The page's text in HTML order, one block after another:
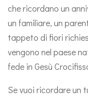
che ricordano un
un familiare, un
tappeto di fiori
vengono nel paese
fede in Gesù
Se vuoi ricordare un